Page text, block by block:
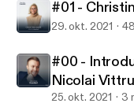
#01 -
29. okt. 2021
#00 -
Nicolai
25. okt. 2021 3